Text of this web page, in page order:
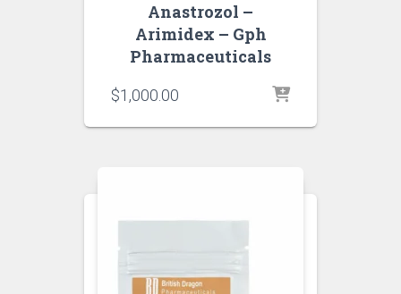
Anastrozol –
Arimidex – Gph
Pharmaceuticals
$1,000.00